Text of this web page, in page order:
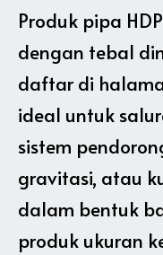
Produk pipa
dengan tebal
daftar di
ideal untuk
sistem
gravitasi, atau
dalam bentuk
produk ukuran